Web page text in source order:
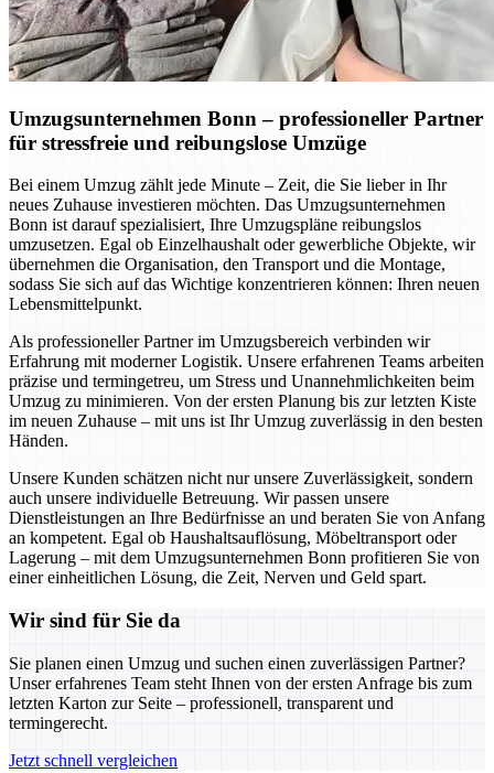
Umzugsunternehmen Bonn – professioneller Partner
für stressfreie und reibungslose Umzüge
Bei einem Umzug zählt jede Minute – Zeit, die Sie lieber in Ihr
neues Zuhause investieren möchten. Das Umzugsunternehmen
Bonn ist darauf spezialisiert, Ihre Umzugspläne reibungslos
umzusetzen. Egal ob Einzelhaushalt oder gewerbliche Objekte, wir
übernehmen die Organisation, den Transport und die Montage,
sodass Sie sich auf das Wichtige konzentrieren können: Ihren neuen
Lebensmittelpunkt.
Als professioneller Partner im Umzugsbereich verbinden wir
Erfahrung mit moderner Logistik. Unsere erfahrenen Teams arbeiten
präzise und termingetreu, um Stress und Unannehmlichkeiten beim
Umzug zu minimieren. Von der ersten Planung bis zur letzten Kiste
im neuen Zuhause – mit uns ist Ihr Umzug zuverlässig in den besten
Händen.
Unsere Kunden schätzen nicht nur unsere Zuverlässigkeit, sondern
auch unsere individuelle Betreuung. Wir passen unsere
Dienstleistungen an Ihre Bedürfnisse an und beraten Sie von Anfang
an kompetent. Egal ob Haushaltsauflösung, Möbeltransport oder
Lagerung – mit dem Umzugsunternehmen Bonn profitieren Sie von
einer einheitlichen Lösung, die Zeit, Nerven und Geld spart.
Wir sind für Sie da
Sie planen einen Umzug und suchen einen zuverlässigen Partner?
Unser erfahrenes Team steht Ihnen von der ersten Anfrage bis zum
letzten Karton zur Seite – professionell, transparent und
termingerecht.
Jetzt schnell vergleichen